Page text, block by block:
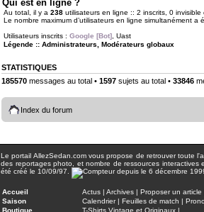
Qui est en ligne ?
Au total, il y a 238 utilisateurs en ligne :: 2 inscrits, 0
Le nombre maximum d’utilisateurs en ligne simultanément a
Utilisateurs inscrits : Google [Bot] Uast
Légende :: Administrateurs Modérateurs globaux
STATISTIQUES
185570 messages au total • 1597 sujets au total • 33846
Index du forum
Le portail AllezSedan.com vous propose de retrouver toute
des reportages photo, et nombre de ressources
été créé le 10/09/97.
Accueil Actus | Archives | Proposer un article
Saison
Calendrier| Feuilles de match |
Boutique
T-Shirts Vintage et Originaux |